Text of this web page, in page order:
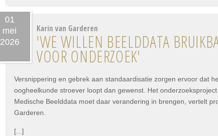
01
mei
2026
Karin van Garderen
'WE WILLEN BEELDDATA
VOOR ONDERZOEK'
Versnippering en gebrek aan standaardisatie zorgen ervoor dat
oogheelkunde stroever loopt dan gewenst. Het
Medische Beelddata moet daar verandering in brengen, vertelt
Garderen.
[...]